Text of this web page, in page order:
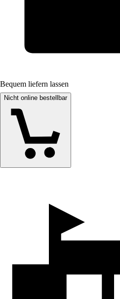
Bequem liefern lassen
Nicht online bestellbar